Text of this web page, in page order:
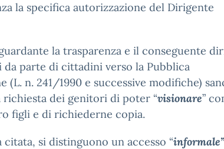
la specifica autorizzazione del Dirigente
la trasparenza e il conseguente
da parte di cittadini verso la Pubblica
(L. n. 241/1990 e successive modifiche)
dei genitori di poter “visionare”
figli e di richiederne copia.
citata, si distinguono un accesso “informale”